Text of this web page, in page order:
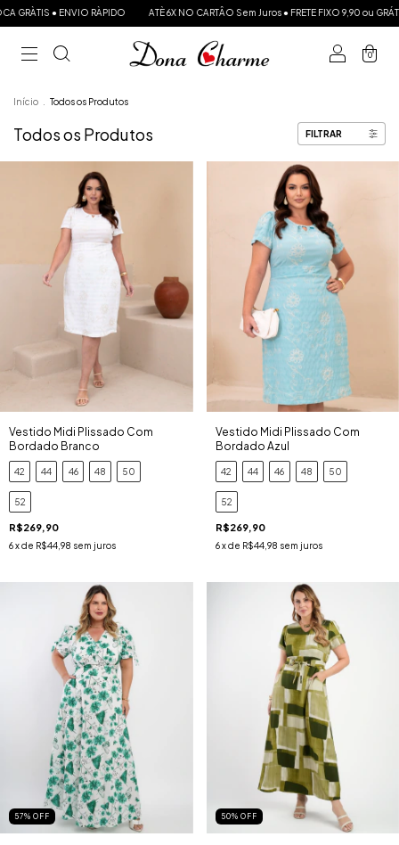
6X NO CARTÂO Sem Juros ● FRETE FIXO 9,90 ou GRÁTIS a partir de R$ 300 PARA TODO
0
Início Todos os Produtos
Todos os Produtos FILTRAR
Vestido Midi Plissado Com
Bordado Branco
42 44 46 48 50
52
R$269,90
6x de R$44,98 sem juros
Vestido Midi Plissado Com
Bordado Azul
42 44 46 48 50
52
R$269,90
6 x de R$44,98 sem juros
57% OFF 50% OFF